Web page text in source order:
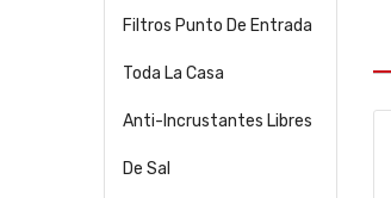
Filtros Punto De Entrada
Toda La Casa
Anti-Incrustantes Libres
De Sal